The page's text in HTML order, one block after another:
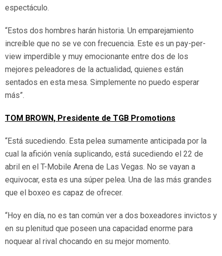
espectáculo.
“Estos dos hombres harán historia. Un emparejamiento
increíble que no se ve con frecuencia. Este es un pay-per-
view imperdible y muy emocionante entre dos de los
mejores peleadores de la actualidad, quienes están
sentados en esta mesa. Simplemente no puedo esperar
más”.
TOM BROWN, Presidente de TGB Promotions
“Está sucediendo. Esta pelea sumamente anticipada por la
cual la afición venía suplicando, está sucediendo el 22 de
abril en el T-Mobile Arena de Las Vegas. No se vayan a
equivocar, esta es una súper pelea. Una de las más grandes
que el boxeo es capaz de ofrecer.
“Hoy en día, no es tan común ver a dos boxeadores invictos y
en su plenitud que poseen una capacidad enorme para
noquear al rival chocando en su mejor momento.